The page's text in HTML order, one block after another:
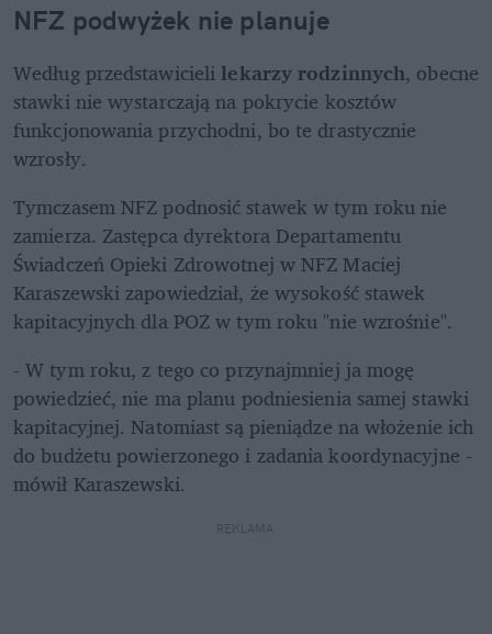
NFZ podwyżek nie planuje
Według przedstawicieli lekarzy rodzinnych, obecne
stawki nie wystarczają na pokrycie kosztów
funkcjonowania przychodni, bo te drastycznie
wzrosły.
Tymczasem NFZ podnosić stawek w tym roku nie
zamierza. Zastępca dyrektora Departamentu
Świadczeń Opieki Zdrowotnej w NFZ Maciej
Karaszewski zapowiedział, że wysokość stawek
kapitacyjnych dla POZ w tym roku "nie wzrośnie".
- W tym roku, z tego co przynajmniej ja mogę
powiedzieć, nie ma planu podniesienia samej stawki
kapitacyjnej. Natomiast są pieniądze na włożenie ich
do budżetu powierzonego i zadania koordynacyjne -
mówił Karaszewski.
REKLAMA